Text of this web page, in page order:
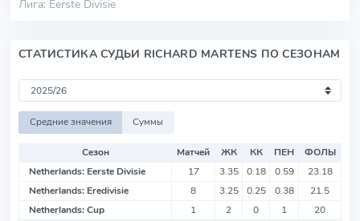
Лига: Eerste Divisie
СТАТИСТИКА СУДЬИ RICHARD MARTENS ПО СЕЗОНАМ
Средние значения Суммы
Сезон Матчей ЖК КК ПЕН
ФОЛЫ
Netherlands: Eerste Divisie
17 3.35 0.18 0.59
23.18
Netherlands: Eredivisie
8 3.25 0.25 0.38
21.5
Netherlands: Cup
1 2 0 1
20